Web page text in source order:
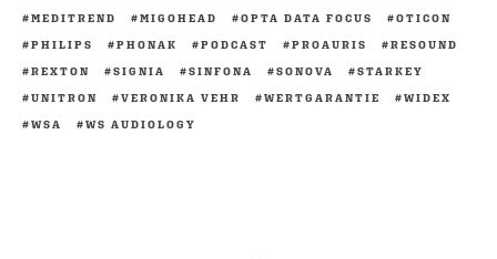
MEDITREND
MIGOHEAD OPTA DATA FOCUS
OTICON
PHILIPS
PHONAK PODCAST PROAURIS
RESOUND
REXTON
SIGNIA SINFONA SONOVA
STARKEY
UNITRON
VERONIKA VEHR WERTGARANTIE
WIDEX
WSA
WS AUDIOLOGY